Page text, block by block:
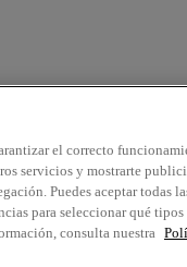
el correcto
servicios y mostrarte
Puedes aceptar todas
para seleccionar qué tipos
consulta nuestra